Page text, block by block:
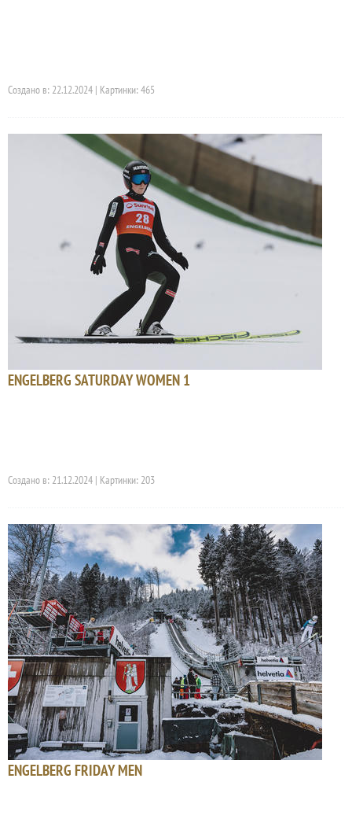
Создано в: 22.12.2024 | Картинки: 465
ENGELBERG SATURDAY WOMEN 1
Создано в: 21.12.2024 | Картинки: 203
ENGELBERG FRIDAY MEN